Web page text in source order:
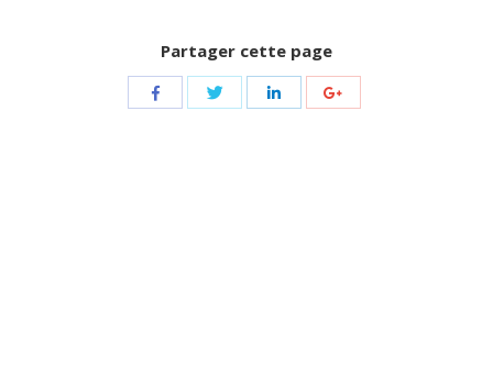
Partager cette page
Share
Share